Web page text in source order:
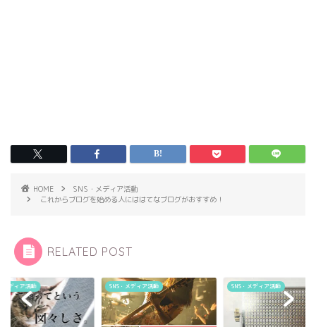
HOME
SNS・メディア活動
これからブログを始める人にははてなブログがおすすめ！
RELATED POST
メディア活動 SNS・メディア活動 SNS・メディア活動